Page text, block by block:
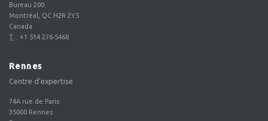
Bureau 200
Montréal, QC H2R 2Y5
Canada
T. : +1 514 276-5468
Rennes
Centre d'expertise
74A rue de Paris
35000 Rennes